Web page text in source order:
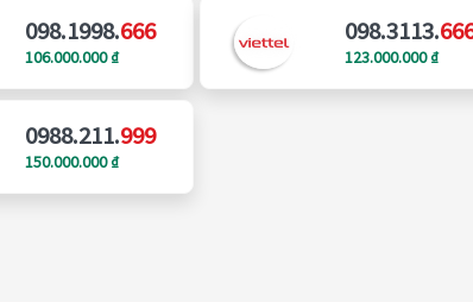
098.1998.666
106.000.000 ₫
098.3113.
123.000.000 ₫
0988.211.999
150.000.000 ₫